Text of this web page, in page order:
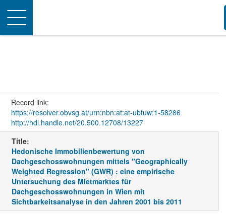
Toggle
navigation
Record link:
https://resolver.obvsg.at/urn:nbn:at:at-ubtuw:1-58286
http://hdl.handle.net/20.500.12708/13227
Title:
Hedonische Immobilienbewertung von
Dachgeschosswohnungen mittels "Geographically
Weighted Regression" (GWR) : eine empirische
Untersuchung des Mietmarktes für
Dachgeschosswohnungen in Wien mit
Sichtbarkeitsanalyse in den Jahren 2001 bis 2011